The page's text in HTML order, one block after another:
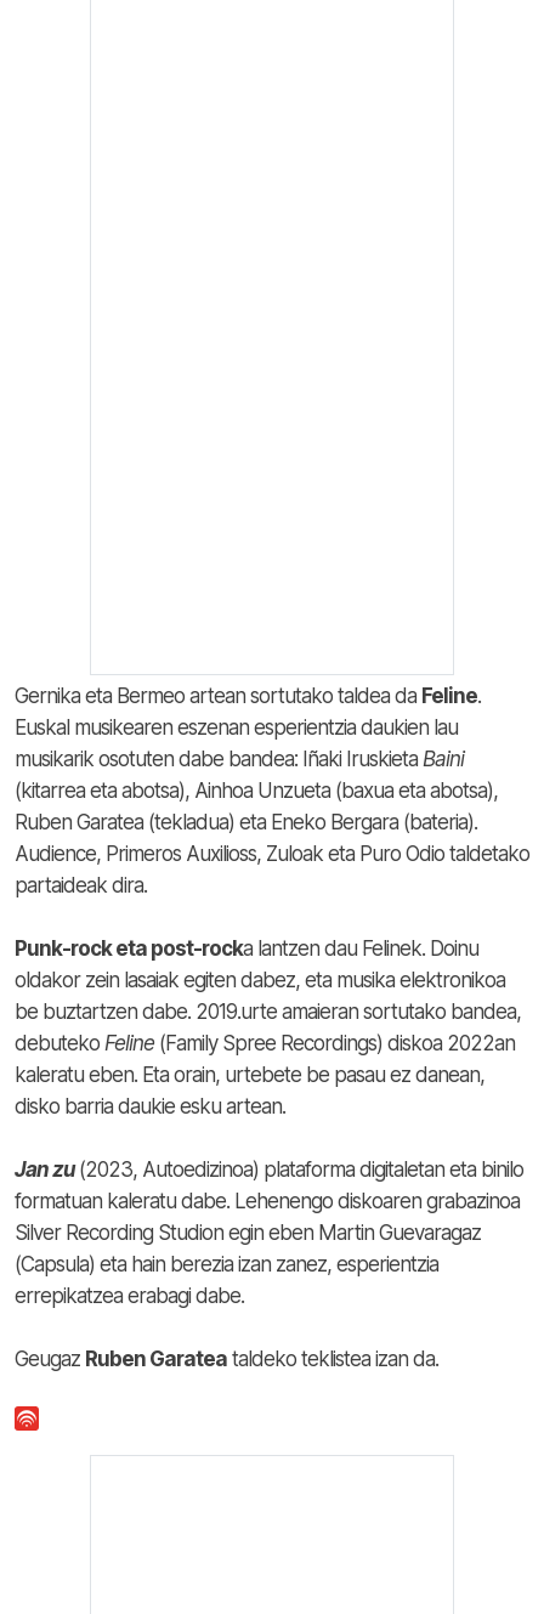
Gernika eta Bermeo artean sortutako taldea da Feline.
Euskal musikearen eszenan esperientzia daukien lau
musikarik osotuten dabe bandea: Iñaki Iruskieta Baini
(kitarrea eta abotsa), Ainhoa Unzueta (baxua eta abotsa),
Ruben Garatea (tekladua) eta Eneko Bergara (bateria).
Audience, Primeros Auxilioss, Zuloak eta Puro Odio taldetako
partaideak dira.
Punk-rock eta post-rocka lantzen dau Felinek. Doinu
oldakor zein lasaiak egiten dabez, eta musika elektronikoa
be buztartzen dabe. 2019.urte amaieran sortutako bandea,
debuteko Feline (Family Spree Recordings) diskoa 2022an
kaleratu eben. Eta orain, urtebete be pasau ez danean,
disko barria daukie esku artean.
Jan zu(2023, Autoedizinoa) plataforma digitaletan eta binilo
formatuan kaleratu dabe. Lehenengo diskoaren grabazinoa
Silver Recording Studion egin eben Martin Guevaragaz
(Capsula) eta hain berezia izan zanez, esperientzia
errepikatzea erabagi dabe.
Geugaz Ruben Garatea taldeko teklistea izan da.